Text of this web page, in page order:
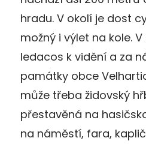
hradu. V okolí je dost
možný i výlet na kole.
ledacos k vidění a za
památky obce
může třeba židovský
přestavěná na
na náměstí, fara,